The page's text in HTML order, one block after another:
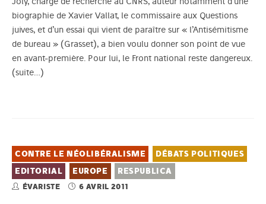
biographie de Xavier Vallat, le commissaire aux Questions
juives, et d’un essai qui vient de paraître sur « l’Antisémitisme
de bureau » (Grasset), a bien voulu donner son point de vue
en avant-première. Pour lui, le Front national reste dangereux.
(suite…)
CONTRE LE NÉOLIBÉRALISME
DÉBATS POLITIQUES
EDITORIAL
EUROPE RESPUBLICA
ÉVARISTE 6 AVRIL 2011